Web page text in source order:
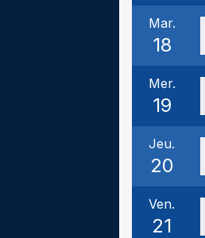
Mar.
18
Mer.
19
Jeu.
20
Ven.
21